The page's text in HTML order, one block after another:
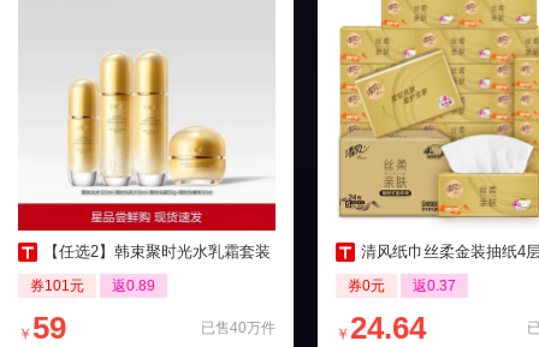
【任选2】韩束聚时光水乳霜套装
券101元 返0.89
已售40万件
￥ 59
清风纸巾丝柔金装抽纸4层24包家
券0元 返0.37
￥ 24.64